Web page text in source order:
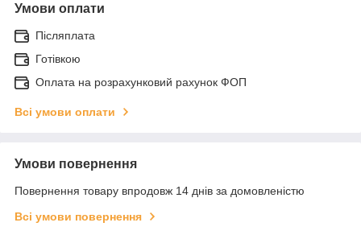
Умови оплати
Післяплата
Готівкою
Оплата на розрахунковий рахунок ФОП
Всі умови оплати
Умови повернення
Повернення товару впродовж 14 днів за домовленістю
Всі умови повернення